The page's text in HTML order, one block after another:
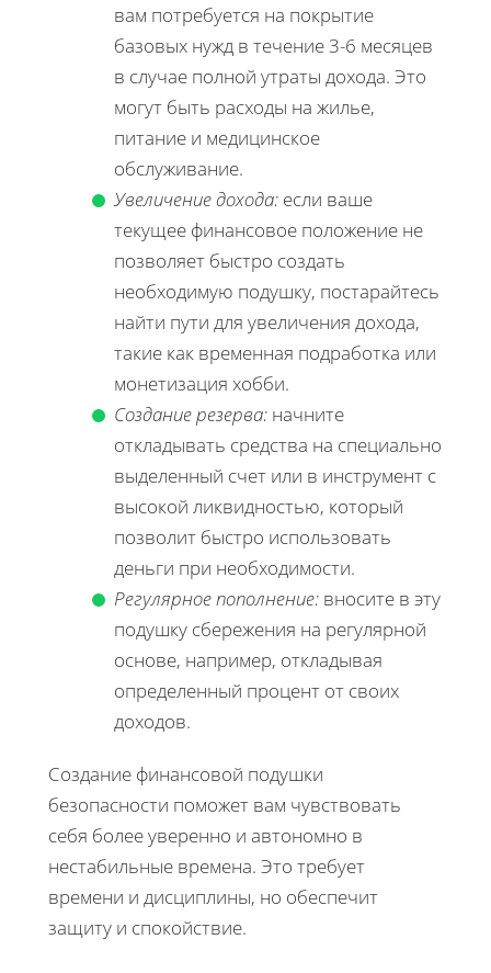
вам потребуется на покрытие
базовых нужд в течение 3-6 месяцев
в случае полной утраты дохода. Это
могут быть расходы на жилье,
питание и медицинское
обслуживание.
Увеличение дохода: если ваше
текущее финансовое положение не
позволяет быстро создать
необходимую подушку, постарайтесь
найти пути для увеличения дохода,
такие как временная подработка или
монетизация хобби.
Создание резерва: начните
откладывать средства на специально
выделенный счет или в инструмент с
высокой ликвидностью, который
позволит быстро использовать
деньги при необходимости.
Регулярное пополнение: вносите в эту
подушку сбережения на регулярной
основе, например, откладывая
определенный процент от своих
доходов.
Создание финансовой подушки
безопасности поможет вам чувствовать
себя более уверенно и автономно в
нестабильные времена. Это требует
времени и дисциплины, но обеспечит
защиту и спокойствие.